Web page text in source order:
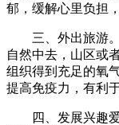
郁，缓解心里负担
三、外出旅游。
自然中去，山区或
组织得到充足的氧
提高免疫力，有利
四、发展兴趣爱